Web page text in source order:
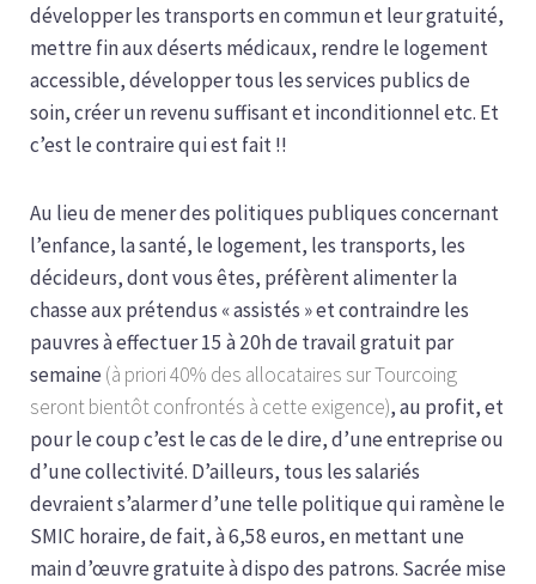
développer les transports en commun et leur gratuité,
mettre fin aux déserts médicaux, rendre le logement
accessible, développer tous les services publics de
soin, créer un revenu suffisant et inconditionnel etc. Et
c’est le contraire qui est fait !!
Au lieu de mener des politiques publiques concernant
l’enfance, la santé, le logement, les transports, les
décideurs, dont vous êtes, préfèrent alimenter la
chasse aux prétendus « assistés » et contraindre les
pauvres à effectuer 15 à 20h de travail gratuit par
semaine(à priori 40% des allocataires sur Tourcoing
seront bientôt confrontés à cette exigence), au profit, et
pour le coup c’est le cas de le dire, d’une entreprise ou
d’une collectivité. D’ailleurs, tous les salariés
devraient s’alarmer d’une telle politique qui ramène le
SMIC horaire, de fait, à 6,58 euros, en mettant une
main d’œuvre gratuite à dispo des patrons. Sacrée mise